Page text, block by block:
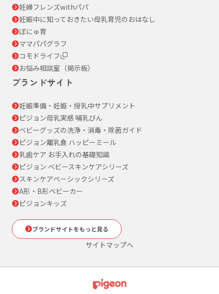
妊婦フレンズwithパパ
妊娠中に知っておきたい母乳育児のおはなし
ぼにゅ育
ママパパグラフ
コモドライフ
お悩み相談室（掲示板）
ブランドサイト
妊娠準備・妊娠・授乳中サプリメント
ピジョン母乳実感 哺乳びん
ベビーグッズの洗浄・消毒・除菌ガイド
ピジョン離乳食 ハッピーミール
乳歯ケア お手入れの基礎知識
ピジョン ベビースキンケアシリーズ
スキンケアベーシックシリーズ
A形・B形ベビーカー
ピジョンキッズ
ブランドサイトをもっと見る
サイトマップへ